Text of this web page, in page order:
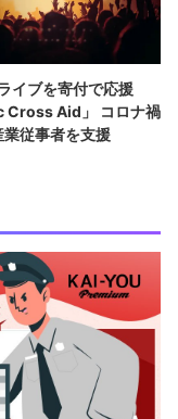
イブを寄付で応援
Cross Aid」 コロナ禍
業従事者を支援